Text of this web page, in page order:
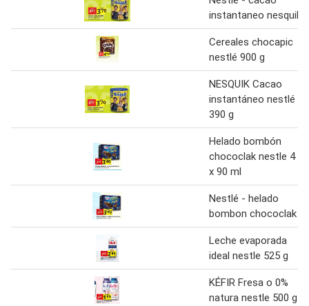
instantaneo nesquik
Cereales chocapic
nestlé 900 g
NESQUIK Cacao
instantáneo nestlé
390 g
Helado bombón
chococlak nestle 4
x 90 ml
Nestlé - helado
bombon chococlak
Leche evaporada
ideal nestle 525 g
KÉFIR Fresa o 0%
natura nestle 500 g